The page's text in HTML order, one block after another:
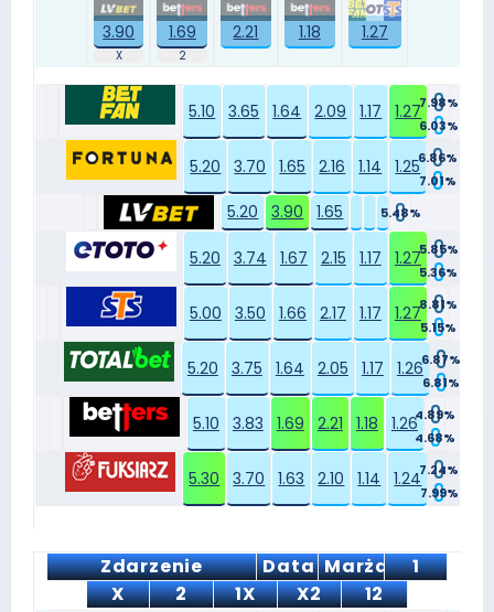
3.90 1.69 2.21 1.18 1.27
5.10 3.65 1.64 2.09 1.17 1.277.98%
6.03%
5.20 3.70 1.65 2.16 1.14 1.256.86%
7.01%
5.20 3.90 1.65 5.48%
5.20 3.74 1.67 2.15 1.17 1.275.85%
5.36%
5.00 3.50 1.66 2.17 1.17 1.278.81%
5.15%
5.20 3.75 1.64 2.05 1.17 1.266.87%
6.81%
5.10 3.83 1.69 2.21 1.18 1.264.89%
4.68%
5.30 3.70 1.63 2.10 1.14 1.247.24%
7.99%
Zdarzenie Data
1
X
2 1X X2 12
Marża